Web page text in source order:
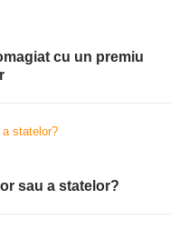
cu un premiu
sau a statelor?